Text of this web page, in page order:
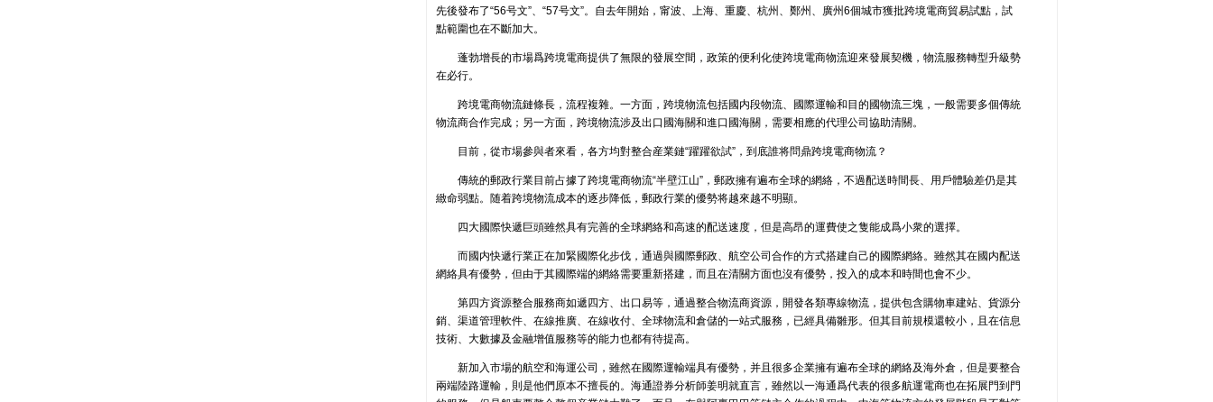
先後發布了“56号文”、“57号文”。自去年開始，甯波、上海、重慶、杭州、鄭州、廣州6個城市獲批跨境電商貿易試點，試
點範圍也在不斷加大。
蓬勃增長的市場爲跨境電商提供了無限的發展空間，政策的便利化使跨境電商物流迎來發展契機，物流服務轉型升級勢
在必行。
跨境電商物流鏈條長，流程複雜。一方面，跨境物流包括國内段物流、國際運輸和目的國物流三塊，一般需要多個傳統
物流商合作完成；另一方面，跨境物流涉及出口國海關和進口國海關，需要相應的代理公司協助清關。
目前，從市場參與者來看，各方均對整合産業鏈“躍躍欲試”，到底誰将問鼎跨境電商物流？
傳統的郵政行業目前占據了跨境電商物流“半壁江山”，郵政擁有遍布全球的網絡，不過配送時間長、用戶體驗差仍是其
緻命弱點。随着跨境物流成本的逐步降低，郵政行業的優勢将越來越不明顯。
四大國際快遞巨頭雖然具有完善的全球網絡和高速的配送速度，但是高昂的運費使之隻能成爲小衆的選擇。
而國内快遞行業正在加緊國際化步伐，通過與國際郵政、航空公司合作的方式搭建自己的國際網絡。雖然其在國内配送
網絡具有優勢，但由于其國際端的網絡需要重新搭建，而且在清關方面也沒有優勢，投入的成本和時間也會不少。
第四方資源整合服務商如遞四方、出口易等，通過整合物流商資源，開發各類專線物流，提供包含購物車建站、貨源分
銷、渠道管理軟件、在線推廣、在線收付、全球物流和倉儲的一站式服務，已經具備雛形。但其目前規模還較小，且在信息
技術、大數據及金融增值服務等的能力也都有待提高。
新加入市場的航空和海運公司，雖然在國際運輸端具有優勢，并且很多企業擁有遍布全球的網絡及海外倉，但是要整合
兩端陸路運輸，則是他們原本不擅長的。海通證券分析師姜明就直言，雖然以一海通爲代表的很多航運電商也在拓展門到門